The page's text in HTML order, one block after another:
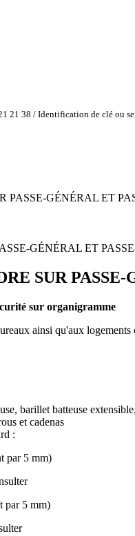
21 38 / Identification de clé ou
PASSE-GÉNÉRAL ET
SUR
sur organigramme
ainsi qu'aux
barillet batteuse
et cadenas
:
par 5 mm)
par 5 mm)